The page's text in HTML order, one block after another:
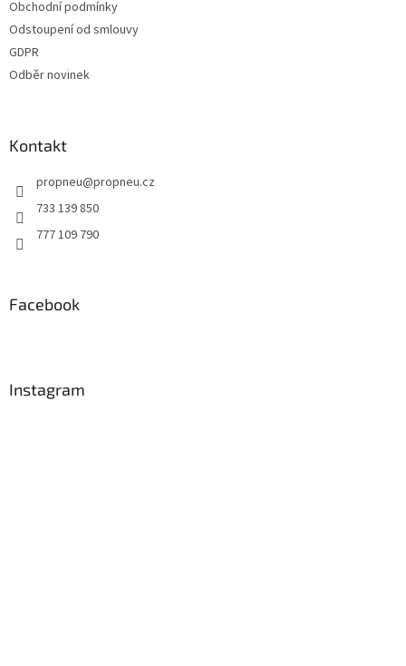
Obchodní podmínky
Odstoupení od smlouvy
GDPR
Odběr novinek
Kontakt
propneu@propneu.cz
733 139 850
777 109 790
Facebook
Instagram